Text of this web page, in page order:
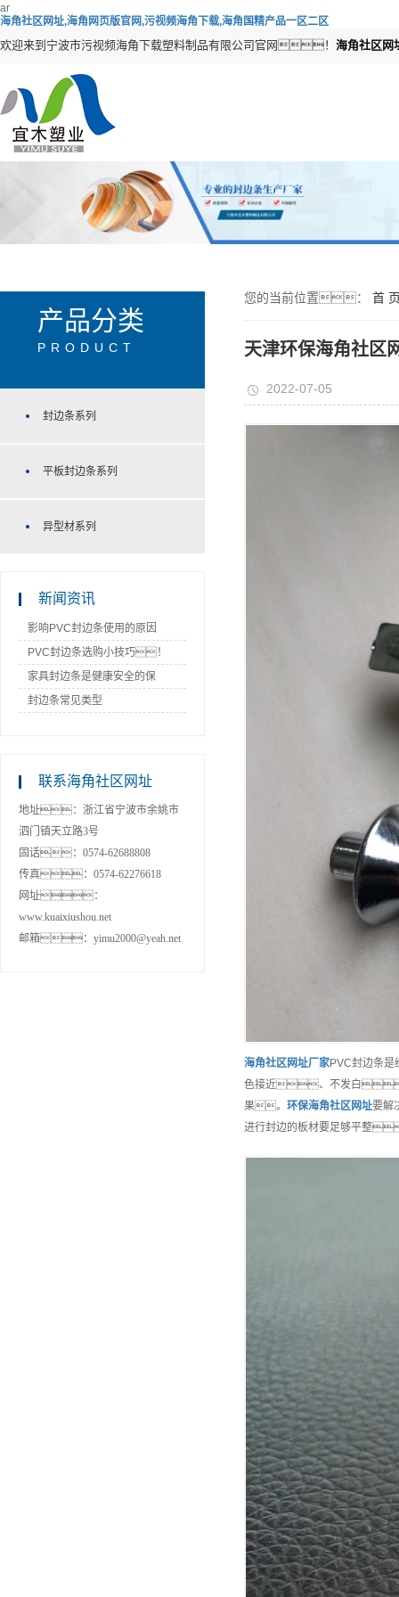
ar
海角社区网址,海角网页版官网,污视频海角下载,海角国精产品一区二区
欢迎来到宁波市污视频海角下载塑料制品有限公司官网！ 海角社区
产品分类
PRODUCT
封边条系列
平板封边条系列
异型材系列
新闻资讯
影响PVC封边条使用的原因
PVC封边条选购小技巧！
家具封边条是健康安全的保
障！
封边条常见类型
联系海角社区网址
地址：浙江省宁波市余姚市
泗门镇天立路3号
固话：0574-62688808
传真：0574-62276618
网址：
www.kuaixiushou.net
邮箱：yimu2000@yeah.net
您的当前位置： 首
天津环保海角社区
2022-07-05
海角社区网址厂家PVC封边条
色接近、不发白、
果。 环保海角社区网址要解
进行封边的板材要足够平整